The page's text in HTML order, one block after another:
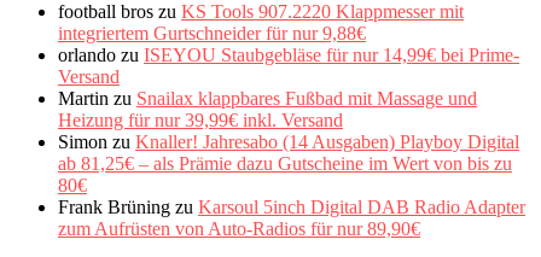
football bros zu KS Tools 907.2220 Klappmesser mit
integriertem Gurtschneider für nur 9,88€
orlando zu ISEYOU Staubgebläse für nur 14,99€ bei Prime-
Versand
Martin zu Snailax klappbares Fußbad mit Massage und
Heizung für nur 39,99€ inkl. Versand
Simon zu Knaller! Jahresabo (14 Ausgaben) Playboy Digital
ab 81,25€ – als Prämie dazu Gutscheine im Wert von bis zu
80€
Frank Brüning zu Karsoul 5inch Digital DAB Radio Adapter
zum Aufrüsten von Auto-Radios für nur 89,90€